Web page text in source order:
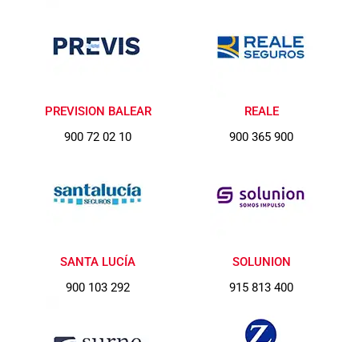
PREVISION BALEAR
900 72 02 10
REALE
900 365 900
SANTA LUCÍA
900 103 292
SOLUNION
915 813 400